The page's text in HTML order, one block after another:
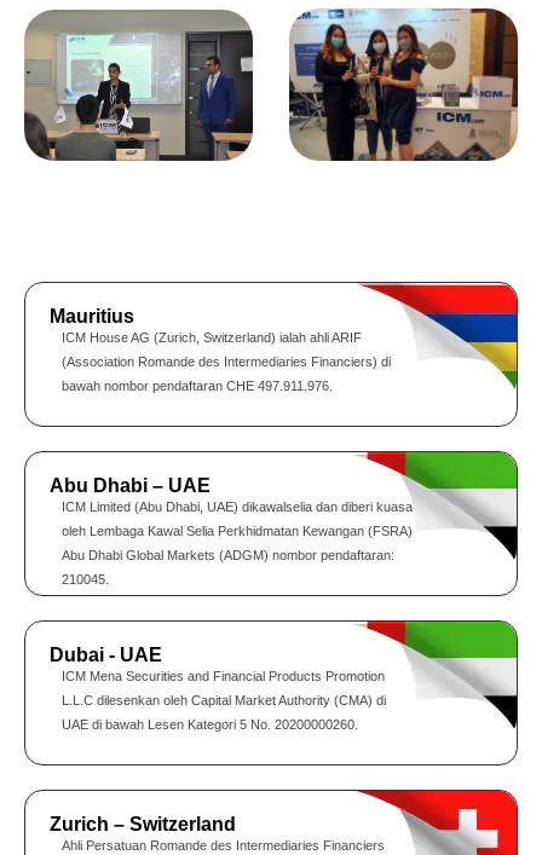
Mauritius
ICM House AG (Zurich, Switzerland) ialah ahli ARIF
(Association Romande des Intermediaries Financiers) di
bawah nombor pendaftaran CHE 497.911.976.
Abu Dhabi – UAE
ICM Limited (Abu Dhabi, UAE) dikawalselia dan diberi kuasa
oleh Lembaga Kawal Selia Perkhidmatan Kewangan (FSRA)
Abu Dhabi Global Markets (ADGM) nombor pendaftaran:
210045.
Dubai - UAE
ICM Mena Securities and Financial Products Promotion
L.L.C dilesenkan oleh Capital Market Authority (CMA) di
UAE di bawah Lesen Kategori 5 No. 20200000260.
Zurich – Switzerland
Ahli Persatuan Romande des Intermediaries Financiers